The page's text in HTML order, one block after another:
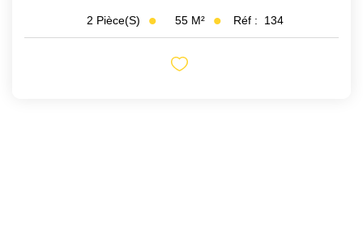
2 Pièce(s) 55 M² Réf : 134